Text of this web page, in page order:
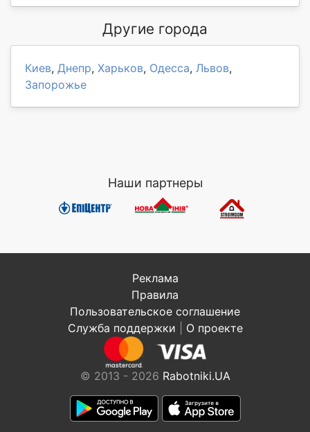
Другие города
Киев, Днепр, Харьков, Одесса, Львов,
Запорожье
Наши партнеры
Реклама
Правила
Пользовательское соглашение
Служба поддержки
О проекте
© 2013 - 2026 Rabotniki.UA